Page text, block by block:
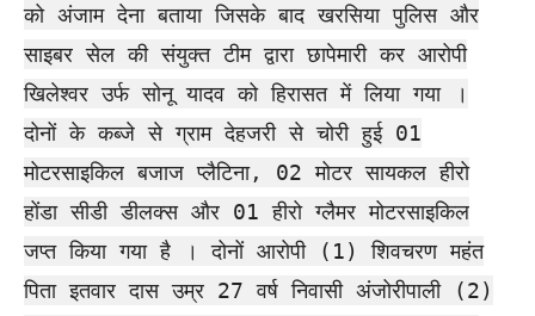
को अंजाम देना बताया जिसके बाद खरसिया पुलिस और
साइबर सेल की संयुक्त टीम द्वारा छापेमारी कर आरोपी
खिलेश्वर उर्फ सोनू यादव को हिरासत में लिया गया ।
दोनों के कब्जे से ग्राम देहजरी से चोरी हुई 01
मोटरसाइकिल बजाज प्लैटिना, 02 मोटर सायकल हीरो
होंडा सीडी डीलक्स और 01 हीरो ग्लैमर मोटरसाइकिल
जप्त किया गया है । दोनों आरोपी (1) शिवचरण महंत
पिता इतवार दास उम्र 27 वर्ष निवासी अंजोरीपाली (2)